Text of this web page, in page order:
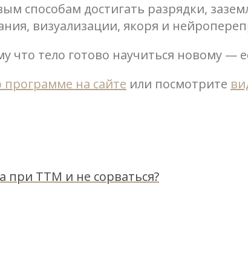
способам достигать разрядки,
визуализации, якоря и
что тело готово научиться новому —
на сайте или посмотрите
при ТТМ и не сорваться?